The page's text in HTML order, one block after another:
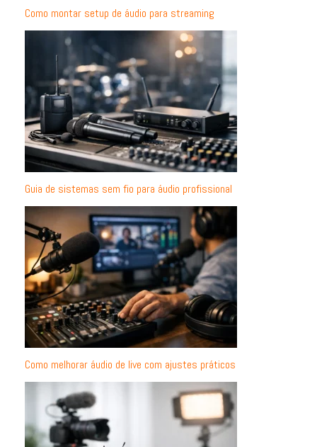
Como montar setup de áudio para streaming
Guia de sistemas sem fio para áudio profissional
Como melhorar áudio de live com ajustes práticos